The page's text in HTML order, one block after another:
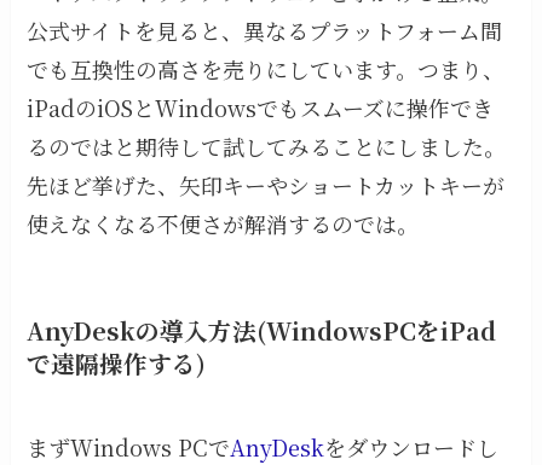
公式サイトを見ると、異なるプラットフォーム間
でも互換性の高さを売りにしています。つまり、
iPadのiOSとWindowsでもスムーズに操作でき
るのではと期待して試してみることにしました。
先ほど挙げた、矢印キーやショートカットキーが
使えなくなる不便さが解消するのでは。
AnyDeskの導入方法(WindowsPCをiPad
で遠隔操作する)
まずWindows PCでAnyDeskをダウンロードし